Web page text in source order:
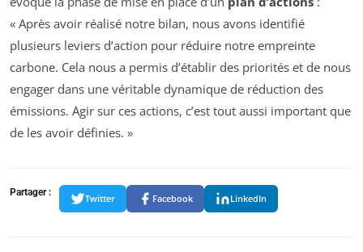
« Après avoir réalisé notre bilan, nous avons identifié
plusieurs leviers d’action pour réduire notre empreinte
carbone. Cela nous a permis d’établir des priorités et de nous
engager dans une véritable dynamique de réduction des
émissions. Agir sur ces actions, c’est tout aussi important que
de les avoir définies. »
Partager :
Twitter Facebook LinkedIn